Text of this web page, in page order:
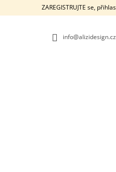
ZAREGISTRUJTE se,
info@alizidesign.cz
O